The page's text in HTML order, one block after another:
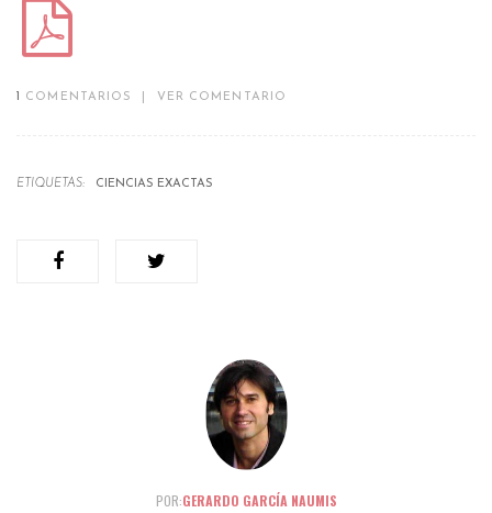
COMENTARIOS VER COMENTARIO
ETIQUETAS: CIENCIAS EXACTAS
POR:GERARDO GARCÍA NAUMIS